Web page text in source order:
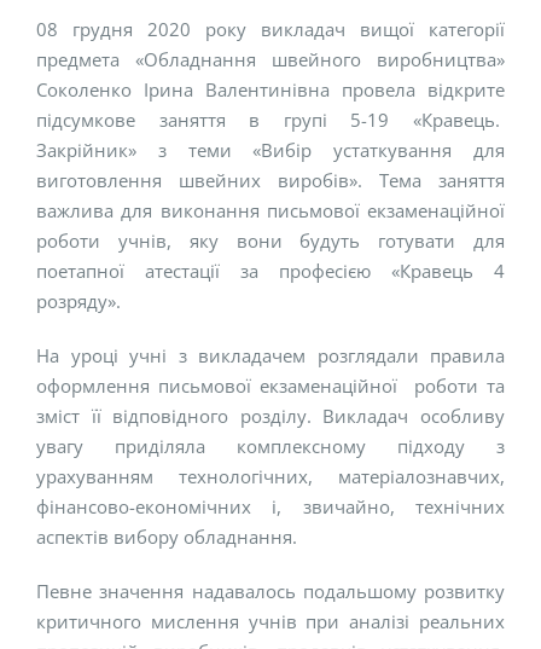
08 грудня 2020 року викладач вищої категорії
предмета «Обладнання швейного виробництва»
Соколенко Ірина Валентинівна провела відкрите
підсумкове заняття в групі 5-19 «Кравець.
Закрійник» з теми «Вибір устаткування для
виготовлення швейних виробів». Тема заняття
важлива для виконання письмової екзаменаційної
роботи учнів, яку вони будуть готувати для
поетапної атестації за професією «Кравець 4
розряду».
На уроці учні з викладачем розглядали правила
оформлення письмової екзаменаційної роботи та
зміст її відповідного розділу. Викладач особливу
увагу приділяла комплексному підходу з
урахуванням технологічних, матеріалознавчих,
фінансово-економічних і, звичайно, технічних
аспектів вибору обладнання.
Певне значення надавалось подальшому розвитку
критичного мислення учнів при аналізі реальних